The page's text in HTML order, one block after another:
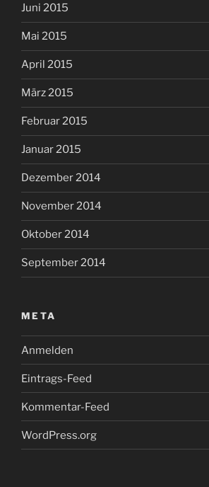
Juni 2015
Mai 2015
April 2015
März 2015
Februar 2015
Januar 2015
Dezember 2014
November 2014
Oktober 2014
September 2014
META
Anmelden
Eintrags-Feed
Kommentar-Feed
WordPress.org